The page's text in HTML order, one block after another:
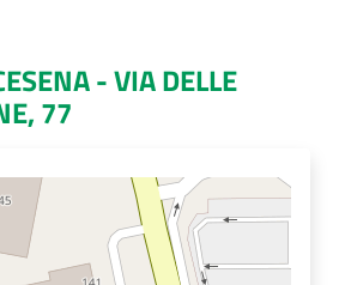
- VIA DELLE
77